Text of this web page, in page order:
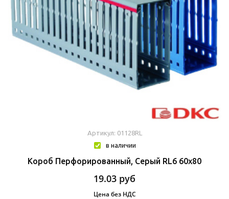
Артикул: 01128RL
в наличии
Короб Перфорированный, Серый RL6 60x80
19.03 руб
Цена без НДС